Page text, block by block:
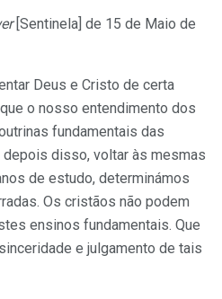
[Sentinela] de 15 de Maio de
Deus e Cristo de certa
o nosso entendimento dos
fundamentais das
disso, voltar às mesmas
de estudo, determinámos
Os cristãos não podem
ensinos fundamentais. Que
e julgamento de tais